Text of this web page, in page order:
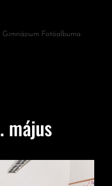
Fotóalbuma
május